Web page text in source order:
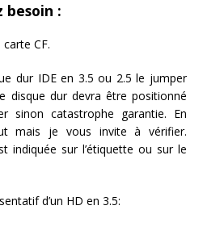
besoin :
CF.
dur IDE en 3.5 ou 2.5 le jumper
disque dur devra être positionné
sinon catastrophe garantie. En
mais je vous invite à vérifier.
indiquée sur l’étiquette ou sur le
d’un HD en 3.5: